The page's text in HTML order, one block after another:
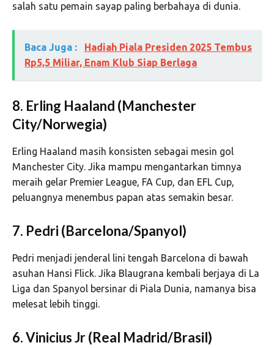
salah satu pemain sayap paling berbahaya di dunia.
Baca Juga :
Hadiah Piala Presiden 2025 Tembus
Rp5,5 Miliar, Enam Klub Siap Berlaga
8. Erling Haaland (Manchester
City/Norwegia)
Erling Haaland masih konsisten sebagai mesin gol
Manchester City. Jika mampu mengantarkan timnya
meraih gelar Premier League, FA Cup, dan EFL Cup,
peluangnya menembus papan atas semakin besar.
7. Pedri (Barcelona/Spanyol)
Pedri menjadi jenderal lini tengah Barcelona di bawah
asuhan Hansi Flick. Jika Blaugrana kembali berjaya di La
Liga dan Spanyol bersinar di Piala Dunia, namanya bisa
melesat lebih tinggi.
6. Vinicius Jr (Real Madrid/Brasil)